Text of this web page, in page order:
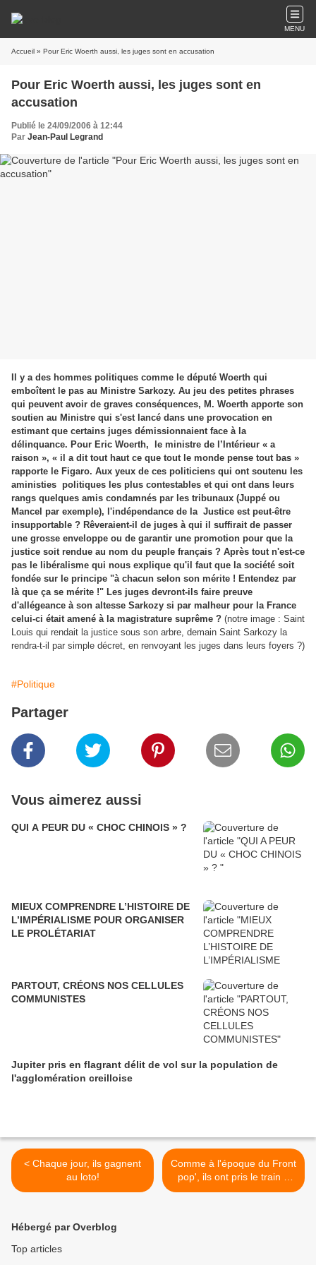
MENU
Accueil » Pour Eric Woerth aussi, les juges sont en accusation
Pour Eric Woerth aussi, les juges sont en
accusation
Publié le 24/09/2006 à 12:44
Par Jean-Paul Legrand
Il y a des hommes politiques comme le député Woerth qui
emboîtent le pas au Ministre Sarkozy. Au jeu des petites phrases
qui peuvent avoir de graves conséquences, M. Woerth apporte son
soutien au Ministre qui s'est lancé dans une provocation en
estimant que certains juges démissionnaient face à la
délinquance. Pour Eric Woerth, le ministre de l’Intérieur « a
raison », « il a dit tout haut ce que tout le monde pense tout bas »
rapporte le Figaro. Aux yeux de ces politiciens qui ont soutenu les
aministies politiques les plus contestables et qui ont dans leurs
rangs quelques amis condamnés par les tribunaux (Juppé ou
Mancel par exemple), l'indépendance de la Justice est peut-être
insupportable ? Rêveraient-il de juges à qui il suffirait de passer
une grosse enveloppe ou de garantir une promotion pour que la
justice soit rendue au nom du peuple français ? Après tout n'est-ce
pas le libéralisme qui nous explique qu'il faut que la société soit
fondée sur le principe "à chacun selon son mérite ! Entendez par
là que ça se mérite !" Les juges devront-ils faire preuve
d'allégeance à son altesse Sarkozy si par malheur pour la France
celui-ci était amené à la magistrature suprême ? (notre image : Saint
Louis qui rendait la justice sous son arbre, demain Saint Sarkozy la
rendra-t-il par simple décret, en renvoyant les juges dans leurs foyers ?)
#Politique
Partager
Vous aimerez aussi
QUI A PEUR DU « CHOC CHINOIS » ?
MIEUX COMPRENDRE L’HISTOIRE DE
L’IMPÉRIALISME POUR ORGANISER
LE PROLÉTARIAT
PARTOUT, CRÉONS NOS CELLULES
COMMUNISTES
Jupiter pris en flagrant délit de vol sur la population de
l'agglomération creilloise
< Chaque jour, ils gagnent
au loto!
Comme à l'époque du Front
pop', ils ont pris le train à
vapeur >
Hébergé par Overblog
Top articles